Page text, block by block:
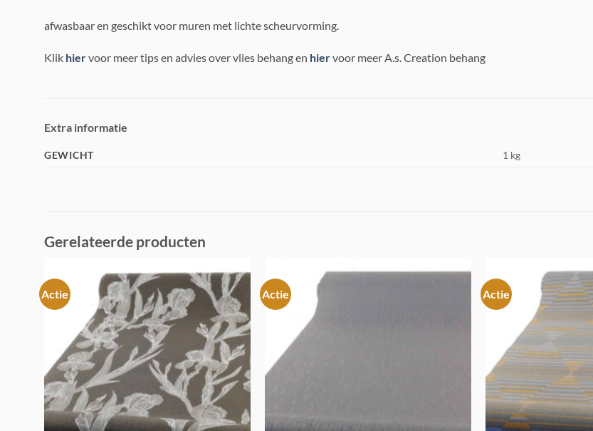
afwasbaar en geschikt voor muren met lichte scheurvorming.
Klik hiervoor meer tips en advies over vlies behang en hiervoor meer A.s. Creation behang
Extra informatie
GEWICHT 1 kg
Gerelateerde producten
Actie
Toevoegen
aan
verlanglijst
Actie Actie